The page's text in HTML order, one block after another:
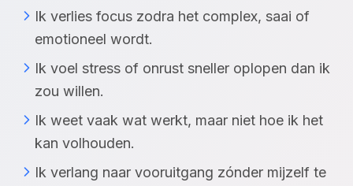
Ik verlies focus zodra het complex, saai of
emotioneel wordt.
Ik voel stress of onrust sneller oplopen dan ik
zou willen.
Ik weet vaak wat werkt, maar niet hoe ik het
kan volhouden.
Ik verlang naar vooruitgang zónder mijzelf te